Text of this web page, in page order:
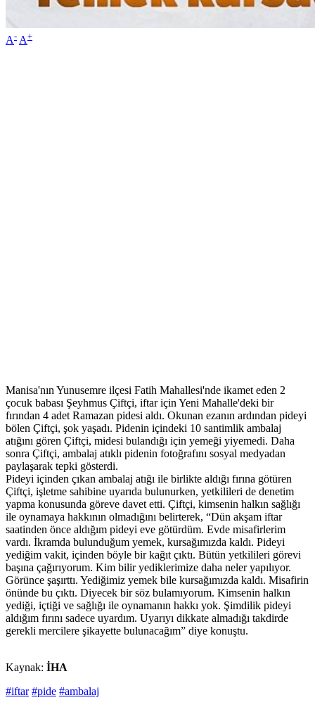
A- A+
Manisa'nın Yunusemre ilçesi Fatih Mahallesi'nde ikamet eden 2
çocuk babası Şeyhmus Çiftçi, iftar için Yeni Mahalle'deki bir
fırından 4 adet Ramazan pidesi aldı. Okunan ezanın ardından pideyi
bölen Çiftçi, şok yaşadı. Pidenin içindeki 10 santimlik ambalaj
atığını gören Çiftçi, midesi bulandığı için yemeği yiyemedi. Daha
sonra Çiftçi, ambalaj atıklı pidenin fotoğrafını sosyal medyadan
paylaşarak tepki gösterdi.
Pideyi içinden çıkan ambalaj atığı ile birlikte aldığı fırına götüren
Çiftçi, işletme sahibine uyarıda bulunurken, yetkilileri de denetim
yapma konusunda göreve davet etti. Çiftçi, kimsenin halkın sağlığı
ile oynamaya hakkının olmadığını belirterek, “Dün akşam iftar
saatinden önce aldığım pideyi eve götürdüm. Evde misafirlerim
vardı. İkramda bulunduğum yemek, kursağımızda kaldı. Pideyi
yediğim vakit, içinden böyle bir kağıt çıktı. Bütün yetkilileri görevi
başına çağırıyorum. Kim bilir yediklerimize daha neler yapılıyor.
Görünce şaşırttı. Yediğimiz yemek bile kursağımızda kaldı. Misafirin
önünde bu çıktı. Diyecek bir söz bulamıyorum. Kimsenin halkın
yediği, içtiği ve sağlığı ile oynamanın hakkı yok. Şimdilik pideyi
aldığım fırını sadece uyardım. Uyarıyı dikkate almadığı takdirde
gerekli mercilere şikayette bulunacağım” diye konuştu.
Kaynak: İHA
#iftar #pide #ambalaj